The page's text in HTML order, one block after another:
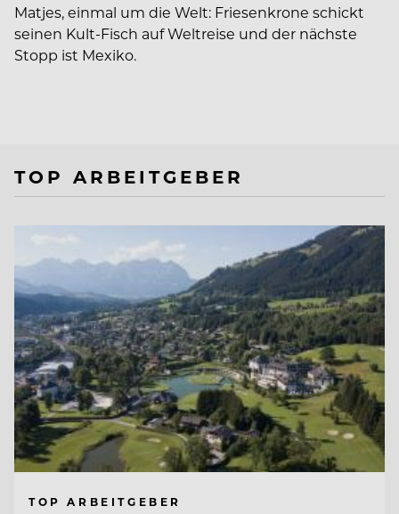
Matjes, einmal um die Welt: Friesenkrone schickt
seinen Kult-Fisch auf Weltreise und der nächste
Stopp ist Mexiko.
TOP ARBEITGEBER
TOP ARBEITGEBER